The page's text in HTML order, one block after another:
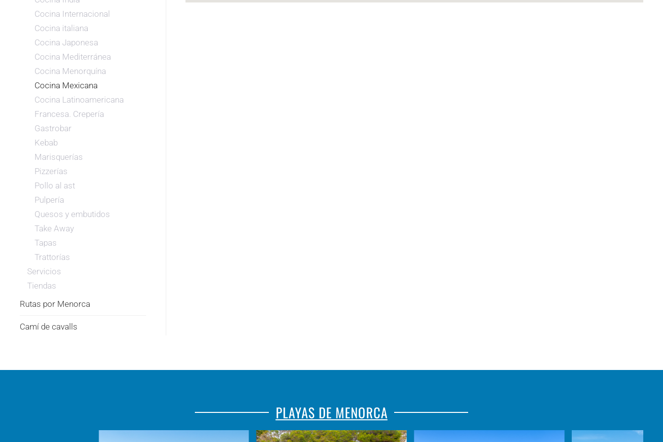
Cocina Internacional
Cocina italiana
Cocina Japonesa
Cocina Mediterránea
Cocina Menorquína
Cocina Mexicana
Cocina Latinoamericana
Francesa. Crepería
Gastrobar
Kebab
Marisquerías
Pizzerías
Pollo al ast
Pulpería
Quesos y embutidos
Take Away
Tapas
Trattorías
Servicios
Tiendas
Rutas por Menorca
Camí de cavalls
PLAYAS DE MENORCA